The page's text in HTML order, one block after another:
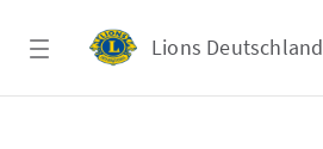
Lions Deutschland